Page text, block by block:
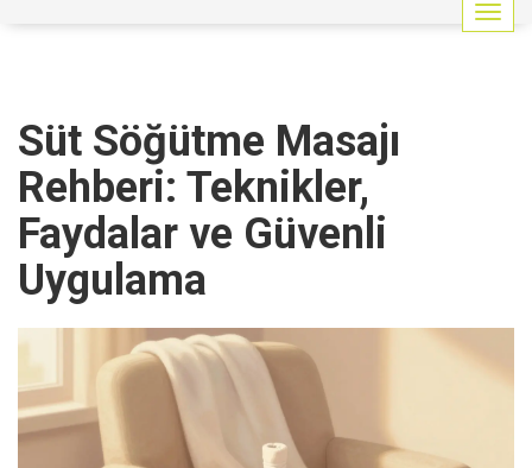
G
e
Süt Söğütme Masajı
Rehberi: Teknikler,
Faydalar ve Güvenli
Uygulama